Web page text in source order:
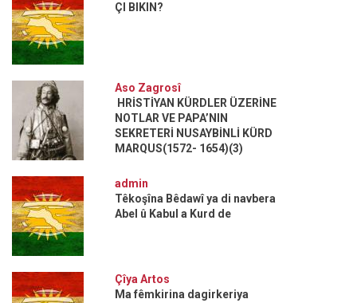
ÇI BIKIN?
Aso Zagrosî
HRİSTİYAN KÜRDLER ÜZERİNE
NOTLAR VE PAPA’NIN
SEKRETERİ NUSAYBİNLİ KÜRD
MARQUS(1572- 1654)(3)
admin
Têkoşîna Bêdawî ya di navbera
Abel û Kabul a Kurd de
Çîya Artos
Ma fêmkirina dagirkeriya